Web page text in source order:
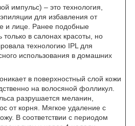
импульс) – это технология,
для избавления от
и лице. Ранее подобные
в салонах красоты, но
технологию IPL для
использования в домашних
в поверхностный слой кожи
на волосяной фолликул.
разрушается меланин,
от корня. Мягкое удаление с
В соответствии с периодом